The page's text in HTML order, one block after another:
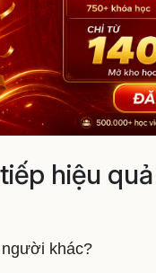
hiệu quả
khác?